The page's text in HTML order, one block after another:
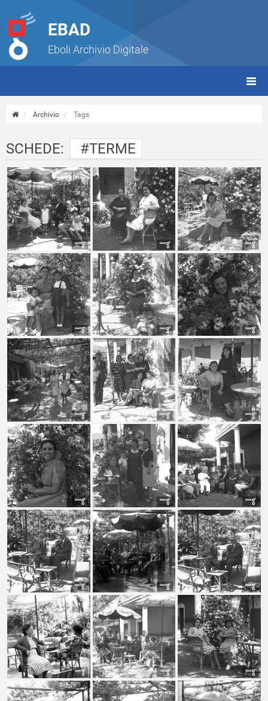
EBAD
Eboli Archivio Digitale
Archivio Tags
SCHEDE: #TERME